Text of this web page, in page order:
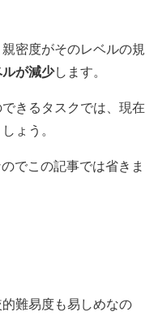
密度がそのレベルの規
ルが減少します。
きるタスクでは、現在
ょう。
でこの記事では省きま
難易度も易しめなの